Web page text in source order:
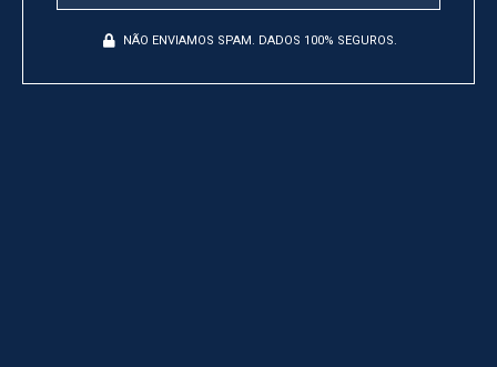
NÃO ENVIAMOS SPAM. DADOS 100% SEGUROS.